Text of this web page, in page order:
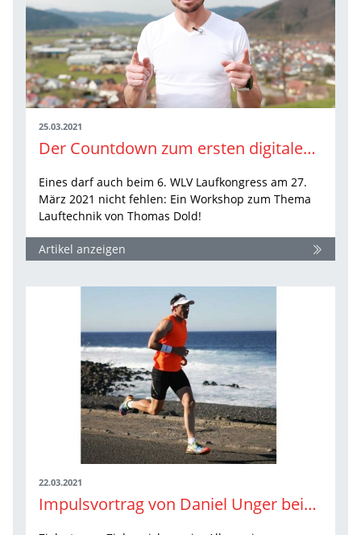
25.03.2021
Der Countdown zum ersten digitalen WLV Laufkongress läuft!
Eines darf auch beim 6. WLV Laufkongress am 27.
März 2021 nicht fehlen: Ein Workshop zum Thema
Lauftechnik von Thomas Dold!
Artikel anzeigen
22.03.2021
Impulsvortrag von Daniel Unger beim WLV Laufkongress